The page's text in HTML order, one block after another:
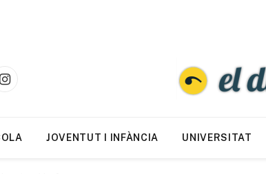
Instagram
JOVENTUT I INFÀNCIA UNIVERSITAT